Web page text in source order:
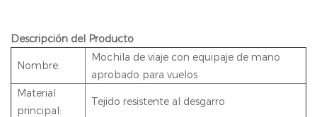
Descripción del Producto
Nombre:
Mochila de viaje con equipaje de mano
aprobado para vuelos
Material
principal:
Tejido resistente al desgarro